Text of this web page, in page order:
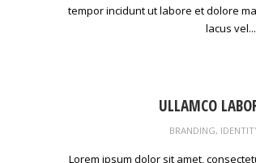
tempor incidunt ut labore et dolore
lacus vel...
ULLAMCO
BRANDING,
Lorem ipsum dolor sit amet,